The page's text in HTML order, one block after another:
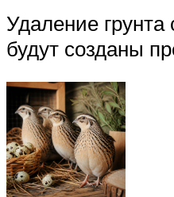
Удаление
будут созданы